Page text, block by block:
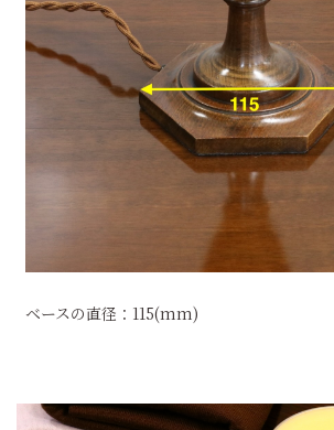
ベースの直径：115(mm)